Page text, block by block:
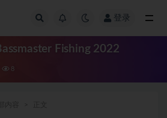
登录
Fishing 2022
8